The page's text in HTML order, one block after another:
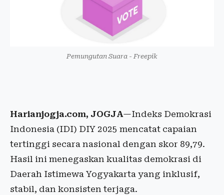
Pemungutan Suara - Freepik
Harianjogja.com, JOGJA—Indeks Demokrasi
Indonesia (IDI) DIY 2025 mencatat capaian
tertinggi secara nasional dengan skor 89,79.
Hasil ini menegaskan kualitas demokrasi di
Daerah Istimewa Yogyakarta yang inklusif,
stabil, dan konsisten terjaga.